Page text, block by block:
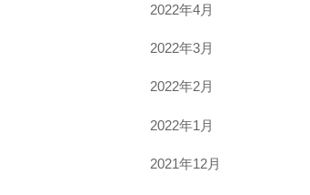
2022年4月
2022年3月
2022年2月
2022年1月
2021年12月